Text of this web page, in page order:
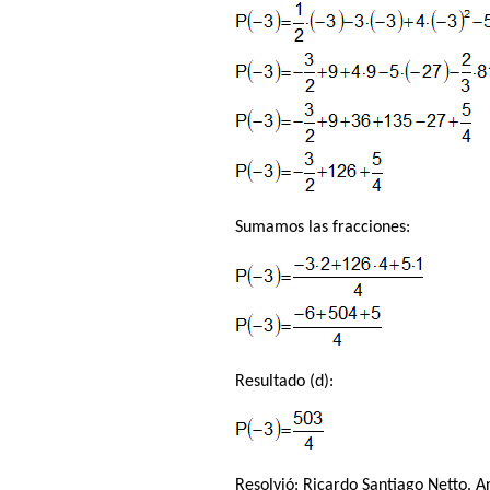
Sumamos las fracciones:
Resultado (d):
Resolvió: Ricardo Santiago Netto.